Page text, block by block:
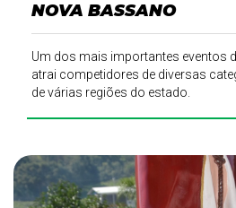
NOVA BASSANO
Um dos mais importantes eventos
atrai competidores de diversas
de várias regiões do estado.